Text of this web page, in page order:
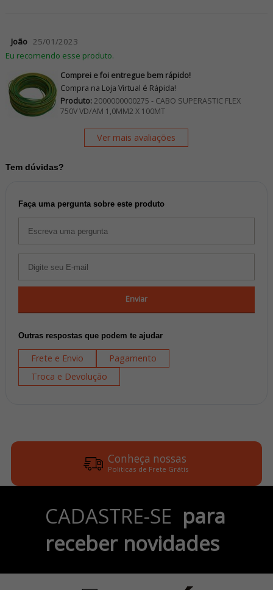
João 25/01/2023
Eu recomendo esse produto.
Comprei e foi entregue bem rápido!
Compra na Loja Virtual é Rápida!
Produto:2000000000275 - CABO SUPERASTIC FLEX
750V VD/AM 1,0MM2 X 100MT
Ver mais avaliações
Tem dúvidas?
Faça uma pergunta sobre este produto
Enviar
Outras respostas que podem te ajudar
Frete e Envio
Pagamento
Troca e Devolução
Conheça nossas
Politicas de Frete Grátis
no Cartão de Crédito
Pix e Boleto
CADASTRE-SE para
receber novidades